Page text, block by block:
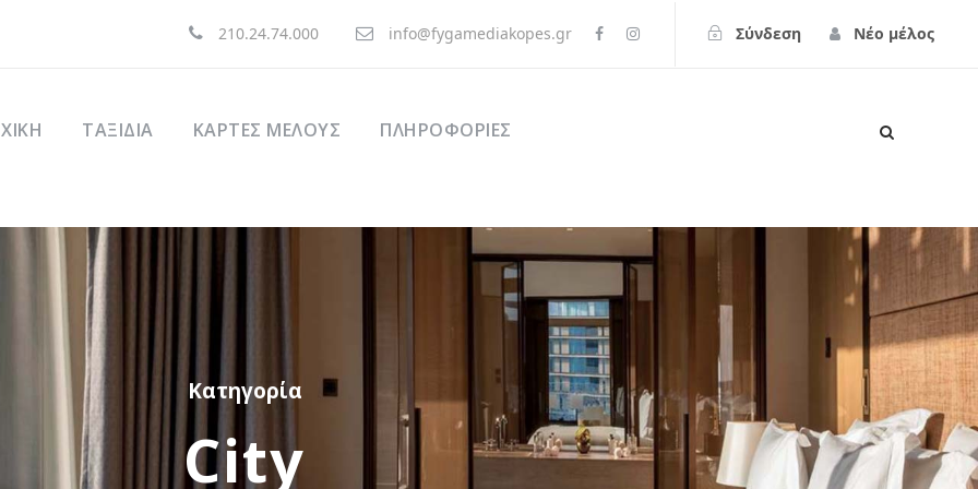
210.24.74.000 info@fygamediakopes.gr Σύνδεση Νέο μέλος
ΤΑΞΊΔΙΑ ΚΑΡΤΕΣ ΜΕΛΟΥΣ ΠΛΗΡΟΦΟΡΙΕΣ
Κατηγορία
City